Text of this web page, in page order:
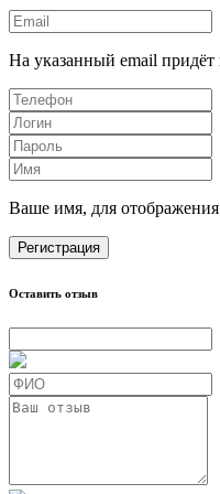
На указанный email придёт
Ваше имя, для отображения
Регистрация
Оставить отзыв